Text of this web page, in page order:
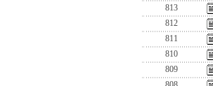
813
812
811
810
809